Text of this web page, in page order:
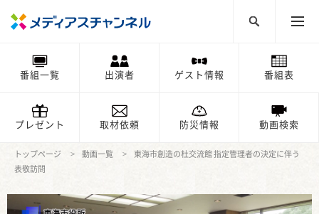
番組一覧 出演者 ゲスト情報 番組表
プレゼント 取材依頼 防災情報 動画検索
トップページ 動画一覧
東海市創造の杜交流館 指定管理者の決定に伴う
表敬訪問